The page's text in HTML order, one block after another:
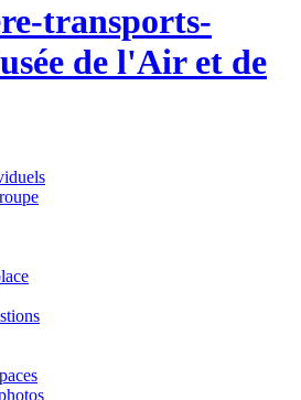
transports-
de l'Air et de